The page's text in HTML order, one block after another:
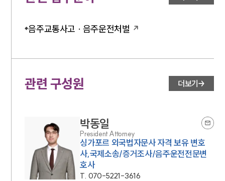
음주교통사고 · 음주운전처벌
관련 구성원 더보기
박동일
President Attorney
싱가포르 외국법자문사 자격 보유 변호
사,국제소송/증거조사/음주운전전문변
호사
T. 070-5221-3616